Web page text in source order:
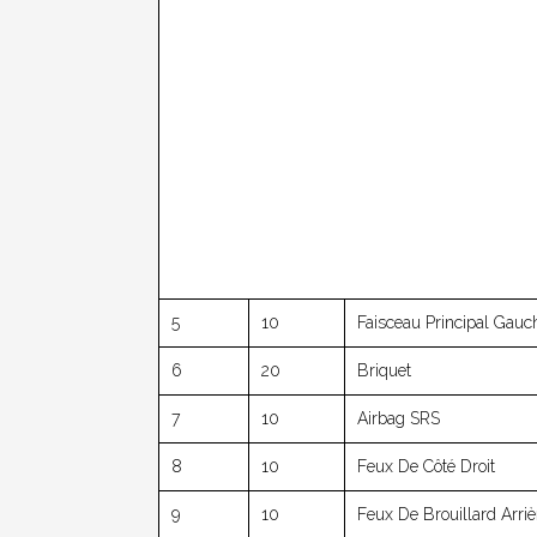
5 10 Faisceau Principal
6 20 Briquet
7 10 Airbag SRS
8 10 Feux De Côté Droit
9 10 Feux De Brouillard